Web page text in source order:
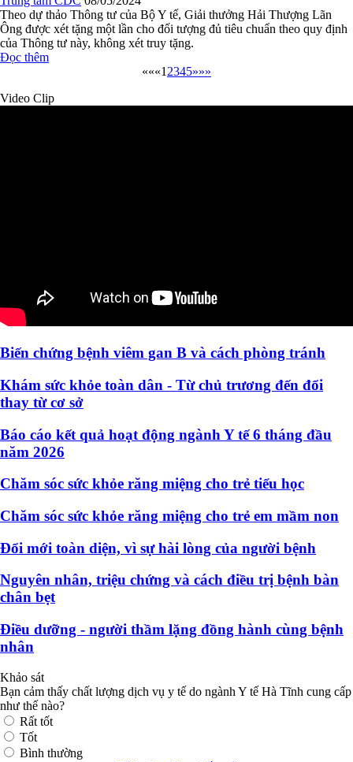
năm 2026
Chăm sóc sức khỏe răng miệng cho trẻ tiểu học
Chăm sóc sức khỏe răng miệng cho trẻ em mầm non
Đổi mới toàn diện, vì sự hài lòng của người bệnh
chân bẹt
nhân
Khảo sát
như thế nào?
Tốt
Bình thường
×
Kết quả bình chọn
BẢN ĐỒ TỈNH HÀ TĨNH